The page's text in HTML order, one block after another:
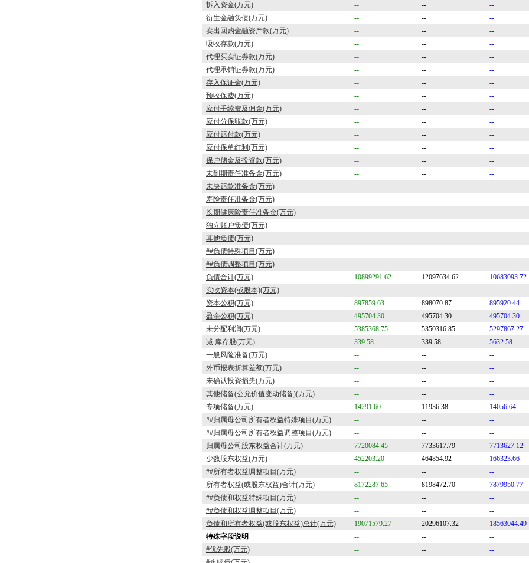
拆入资金(万元)
-- -- --
衍生金融负债(万元)
-- -- --
卖出回购金融资产款(万元)
-- -- --
吸收存款(万元)
-- -- --
代理买卖证券款(万元)
-- -- --
代理承销证券款(万元)
-- -- --
存入保证金(万元)
-- -- --
预收保费(万元)
-- -- --
应付手续费及佣金(万元)
-- -- --
应付分保账款(万元)
-- -- --
应付赔付款(万元)
-- -- --
应付保单红利(万元)
-- -- --
保户储金及投资款(万元)
-- -- --
未到期责任准备金(万元)
-- -- --
未决赔款准备金(万元)
-- -- --
寿险责任准备金(万元)
-- -- --
长期健康险责任准备金(万元)
-- -- --
独立账户负债(万元)
-- -- --
其他负债(万元)
-- -- --
##负债特殊项目(万元)
-- -- --
##负债调整项目(万元)
-- -- --
负债合计(万元)
10899291.62 12097634.62 10683093.72
实收资本(或股本)(万元)
-- -- --
资本公积(万元)
897859.63 898070.87 895920.44
盈余公积(万元)
495704.30 495704.30 495704.30
未分配利润(万元)
5385368.75 5350316.85 5297867.27
减:库存股(万元)
339.58 339.58 5632.58
一般风险准备(万元)
-- -- --
外币报表折算差额(万元)
-- -- --
未确认投资损失(万元)
-- -- --
其他储备(公允价值变动储备)(万元)
-- -- --
专项储备(万元)
14291.60 11936.38 14056.64
##归属母公司所有者权益特殊项目(万元)
-- -- --
##归属母公司所有者权益调整项目(万元)
-- -- --
归属母公司股东权益合计(万元)
7720084.45 7733617.79 7713627.12
少数股东权益(万元)
452203.20 464854.92 166323.66
##所有者权益调整项目(万元)
-- -- --
所有者权益(或股东权益)合计(万元)
8172287.65 8198472.70 7879950.77
##负债和权益特殊项目(万元)
-- -- --
##负债和权益调整项目(万元)
-- -- --
负债和所有者权益(或股东权益)总计(万元)
19071579.27 20296107.32 18563044.49
特殊字段说明
-- -- --
#优先股(万元)
-- -- --